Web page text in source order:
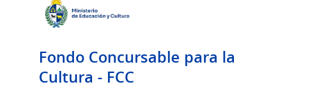
Fondo Concursable para la
Cultura - FCC